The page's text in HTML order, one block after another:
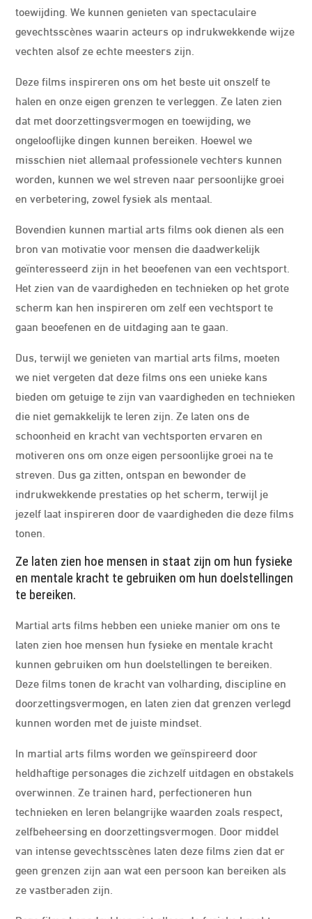
toewijding. We kunnen genieten van spectaculaire
gevechtsscènes waarin acteurs op indrukwekkende wijze
vechten alsof ze echte meesters zijn.
Deze films inspireren ons om het beste uit onszelf te
halen en onze eigen grenzen te verleggen. Ze laten zien
dat met doorzettingsvermogen en toewijding, we
ongelooflijke dingen kunnen bereiken. Hoewel we
misschien niet allemaal professionele vechters kunnen
worden, kunnen we wel streven naar persoonlijke groei
en verbetering, zowel fysiek als mentaal.
Bovendien kunnen martial arts films ook dienen als een
bron van motivatie voor mensen die daadwerkelijk
geïnteresseerd zijn in het beoefenen van een vechtsport.
Het zien van de vaardigheden en technieken op het grote
scherm kan hen inspireren om zelf een vechtsport te
gaan beoefenen en de uitdaging aan te gaan.
Dus, terwijl we genieten van martial arts films, moeten
we niet vergeten dat deze films ons een unieke kans
bieden om getuige te zijn van vaardigheden en technieken
die niet gemakkelijk te leren zijn. Ze laten ons de
schoonheid en kracht van vechtsporten ervaren en
motiveren ons om onze eigen persoonlijke groei na te
streven. Dus ga zitten, ontspan en bewonder de
indrukwekkende prestaties op het scherm, terwijl je
jezelf laat inspireren door de vaardigheden die deze films
tonen.
Ze laten zien hoe mensen in staat zijn om hun fysieke
en mentale kracht te gebruiken om hun doelstellingen
te bereiken.
Martial arts films hebben een unieke manier om ons te
laten zien hoe mensen hun fysieke en mentale kracht
kunnen gebruiken om hun doelstellingen te bereiken.
Deze films tonen de kracht van volharding, discipline en
doorzettingsvermogen, en laten zien dat grenzen verlegd
kunnen worden met de juiste mindset.
In martial arts films worden we geïnspireerd door
heldhaftige personages die zichzelf uitdagen en obstakels
overwinnen. Ze trainen hard, perfectioneren hun
technieken en leren belangrijke waarden zoals respect,
zelfbeheersing en doorzettingsvermogen. Door middel
van intense gevechtsscènes laten deze films zien dat er
geen grenzen zijn aan wat een persoon kan bereiken als
ze vastberaden zijn.